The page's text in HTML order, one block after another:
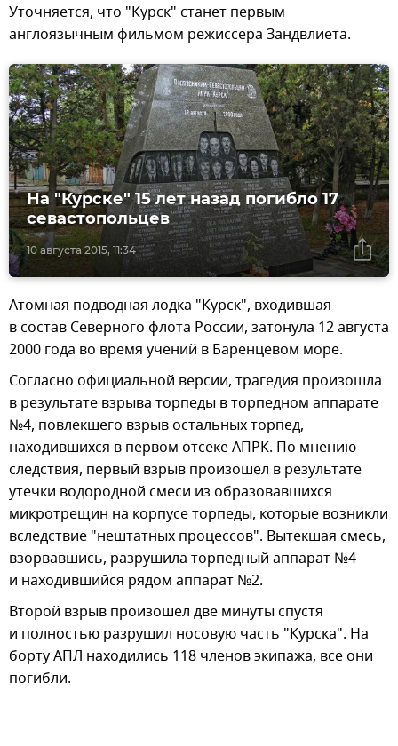
Уточняется, что "Курск" станет первым
англоязычным фильмом режиссера Зандвлиета.
10 августа 2015, 11:34
На "Курске" 15 лет назад погибло 17
севастопольцев
Атомная подводная лодка "Курск", входившая
в состав Северного флота России, затонула 12 августа
2000 года во время учений в Баренцевом море.
Согласно официальной версии, трагедия произошла
в результате взрыва торпеды в торпедном аппарате
№4, повлекшего взрыв остальных торпед,
находившихся в первом отсеке АПРК. По мнению
следствия, первый взрыв произошел в результате
утечки водородной смеси из образовавшихся
микротрещин на корпусе торпеды, которые возникли
вследствие "нештатных процессов". Вытекшая смесь,
взорвавшись, разрушила торпедный аппарат №4
и находившийся рядом аппарат №2.
Второй взрыв произошел две минуты спустя
и полностью разрушил носовую часть "Курска". На
борту АПЛ находились 118 членов экипажа, все они
погибли.